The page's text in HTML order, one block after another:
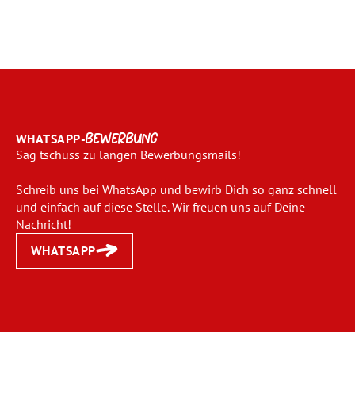
WHATSAPP-BEWERBUNG
Sag tschüss zu langen Bewerbungsmails!
Schreib uns bei WhatsApp und bewirb Dich so ganz schnell
und einfach auf diese Stelle. Wir freuen uns auf Deine
Nachricht!
WHATSAPP